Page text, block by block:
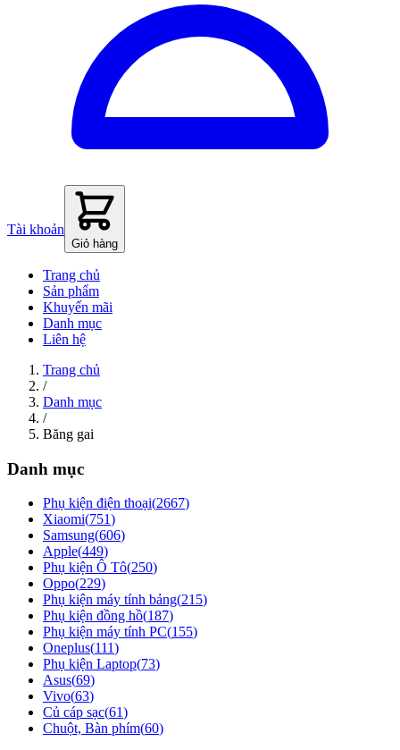
Tài khoản
Giỏ hàng
Trang chủ
Sản phẩm
Khuyến mãi
Danh mục
Liên hệ
Trang chủ
/
Danh mục
/
Băng gai
Danh mục
Phụ kiện điện thoại(2667)
Xiaomi(751)
Samsung(606)
Apple(449)
Phụ kiện Ô Tô(250)
Oppo(229)
Phụ kiện máy tính bảng(215)
Phụ kiện đồng hồ(187)
Phụ kiện máy tính PC(155)
Oneplus(111)
Phụ kiện Laptop(73)
Asus(69)
Vivo(63)
Củ cáp sạc(61)
Chuột, Bàn phím(60)